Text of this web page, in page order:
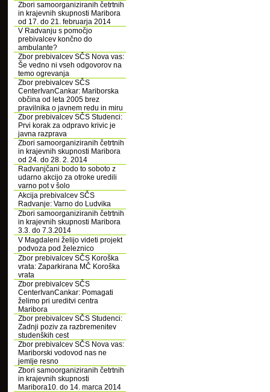
Zbori samoorganiziranih četrtnih
in krajevnih skupnosti Maribora
od 17. do 21. februarja 2014
V Radvanju s pomočjo
prebivalcev končno do
ambulante?
Zbor prebivalcev SČS Nova vas:
Še vedno ni vseh odgovorov na
temo ogrevanja
Zbor prebivalcev SČS
CenterIvanCankar: Mariborska
občina od leta 2005 brez
pravilnika o javnem redu in miru
Zbor prebivalcev SČS Studenci:
Prvi korak za odpravo krivic je
javna razprava
Zbori samoorganiziranih četrtnih
in krajevnih skupnosti Maribora
od 24. do 28. 2. 2014
Radvanjčani bodo to soboto z
udarno akcijo za otroke uredili
varno pot v šolo
Akcija prebivalcev SČS
Radvanje: Varno do Ludvika
Zbori samoorganiziranih četrtnih
in krajevnih skupnosti Maribora
3.3. do 7.3.2014
V Magdaleni želijo videti projekt
podvoza pod železnico
Zbor prebivalcev SČS Koroška
vrata: Zaparkirana MČ Koroška
vrata
Zbor prebivalcev SČS
CenterIvanCankar: Pomagati
želimo pri ureditvi centra
Maribora
Zbor prebivalcev SČS Studenci:
Zadnji poziv za razbremenitev
studenških cest
Zbor prebivalcev SČS Nova vas:
Mariborski vodovod nas ne
jemlje resno
Zbori samoorganiziranih četrtnih
in krajevnih skupnosti
Maribora10. do 14. marca 2014